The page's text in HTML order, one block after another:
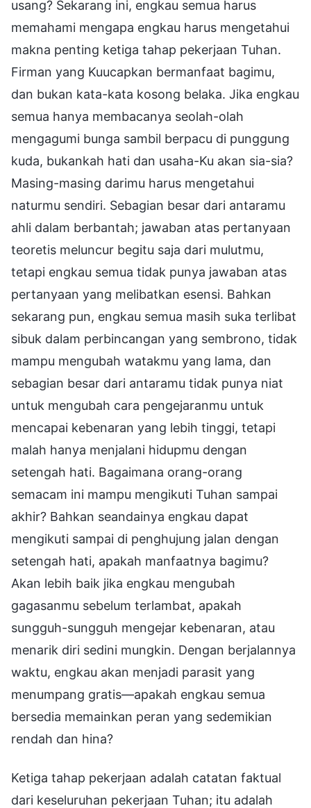
usang? Sekarang ini, engkau semua harus
memahami mengapa engkau harus mengetahui
makna penting ketiga tahap pekerjaan Tuhan.
Firman yang Kuucapkan bermanfaat bagimu,
dan bukan kata-kata kosong belaka. Jika engkau
semua hanya membacanya seolah-olah
mengagumi bunga sambil berpacu di punggung
kuda, bukankah hati dan usaha-Ku akan sia-sia?
Masing-masing darimu harus mengetahui
naturmu sendiri. Sebagian besar dari antaramu
ahli dalam berbantah; jawaban atas pertanyaan
teoretis meluncur begitu saja dari mulutmu,
tetapi engkau semua tidak punya jawaban atas
pertanyaan yang melibatkan esensi. Bahkan
sekarang pun, engkau semua masih suka terlibat
sibuk dalam perbincangan yang sembrono, tidak
mampu mengubah watakmu yang lama, dan
sebagian besar dari antaramu tidak punya niat
untuk mengubah cara pengejaranmu untuk
mencapai kebenaran yang lebih tinggi, tetapi
malah hanya menjalani hidupmu dengan
setengah hati. Bagaimana orang-orang
semacam ini mampu mengikuti Tuhan sampai
akhir? Bahkan seandainya engkau dapat
mengikuti sampai di penghujung jalan dengan
setengah hati, apakah manfaatnya bagimu?
Akan lebih baik jika engkau mengubah
gagasanmu sebelum terlambat, apakah
sungguh-sungguh mengejar kebenaran, atau
menarik diri sedini mungkin. Dengan berjalannya
waktu, engkau akan menjadi parasit yang
menumpang gratis—apakah engkau semua
bersedia memainkan peran yang sedemikian
rendah dan hina?
Ketiga tahap pekerjaan adalah catatan faktual
dari keseluruhan pekerjaan Tuhan; itu adalah